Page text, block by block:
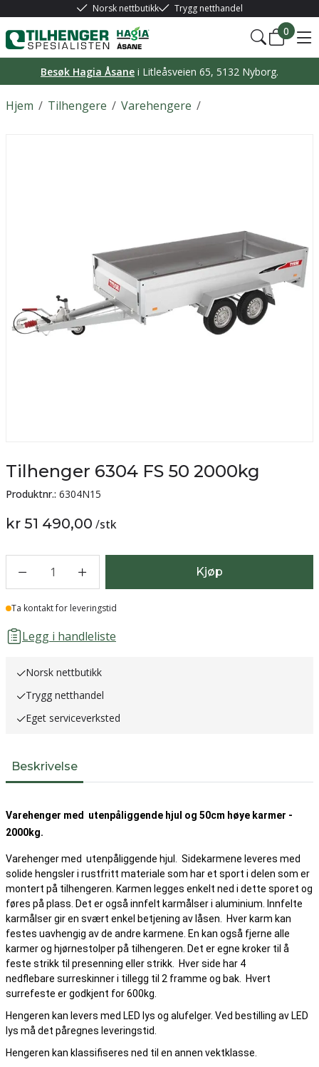
Norsk nettbutikk Trygg netthandel
0
Besøk Hagia Åsane i Litleåsveien 65, 5132 Nyborg.
/
Hjem /
Tilhengere /
Varehengere
Tilhenger 6304 FS 50 2000kg
Produktnr.: 6304N15
kr 51 490,00 /stk
1 Kjøp
Lager
Ta kontakt for leveringstid
Legg i handleliste
Norsk nettbutikk
Trygg netthandel
Eget serviceverksted
Beskrivelse
Varehenger med utenpåliggende hjul og 50cm høye karmer -
2000kg.
Varehenger med utenpåliggende hjul. Sidekarmene leveres med
solide hengsler i rustfritt materiale som har et sport i delen som er
montert på tilhengeren. Karmen legges enkelt ned i dette sporet og
føres på plass. Det er også innfelt karmålser i aluminium. Innfelte
karmålser gir en svært enkel betjening av låsen. Hver karm kan
festes uavhengig av de andre karmene. En kan også fjerne alle
karmer og hjørnestolper på tilhengeren. Det er egne kroker til å
feste strikk til presenning eller strikk. Hver side har 4
nedflebare surreskinner i tillegg til 2 framme og bak. Hvert
surrefeste er godkjent for 600kg.
Hengeren kan levers med LED lys og alufelger. Ved bestilling av LED
lys må det påregnes leveringstid.
Hengeren kan klassifiseres ned til en annen vektklasse.